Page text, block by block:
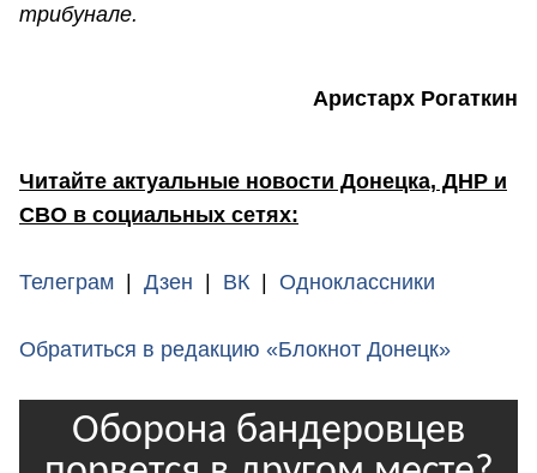
трибунале.
Аристарх Рогаткин
Читайте актуальные новости Донецка, ДНР и
СВО в социальных сетях:
Телеграм | Дзен | ВК | Одноклассники
Обратиться в редакцию «Блокнот Донецк»